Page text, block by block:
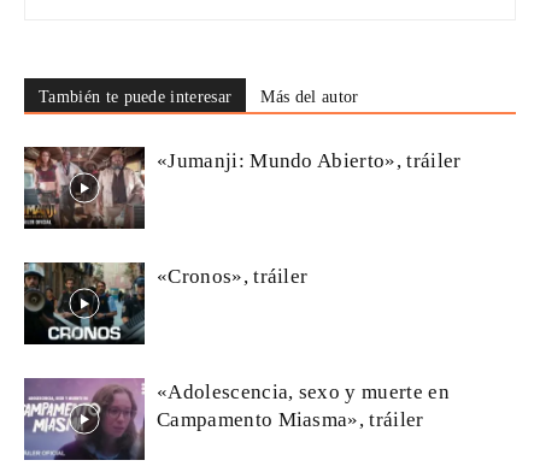
También te puede interesar Más del autor
«Jumanji: Mundo Abierto», tráiler
«Cronos», tráiler
«Adolescencia, sexo y muerte en
Campamento Miasma», tráiler